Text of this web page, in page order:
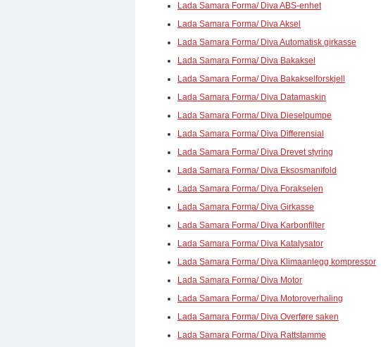
Lada Samara Forma/ Diva ABS-enhet
Lada Samara Forma/ Diva Aksel
Lada Samara Forma/ Diva Automatisk girkasse
Lada Samara Forma/ Diva Bakaksel
Lada Samara Forma/ Diva Bakakselforskjell
Lada Samara Forma/ Diva Datamaskin
Lada Samara Forma/ Diva Dieselpumpe
Lada Samara Forma/ Diva Differensial
Lada Samara Forma/ Diva Drevet styring
Lada Samara Forma/ Diva Eksosmanifold
Lada Samara Forma/ Diva Forakselen
Lada Samara Forma/ Diva Girkasse
Lada Samara Forma/ Diva Karbonfilter
Lada Samara Forma/ Diva Katalysator
Lada Samara Forma/ Diva Klimaanlegg kompressor
Lada Samara Forma/ Diva Motor
Lada Samara Forma/ Diva Motoroverhaling
Lada Samara Forma/ Diva Overføre saken
Lada Samara Forma/ Diva Rattstamme